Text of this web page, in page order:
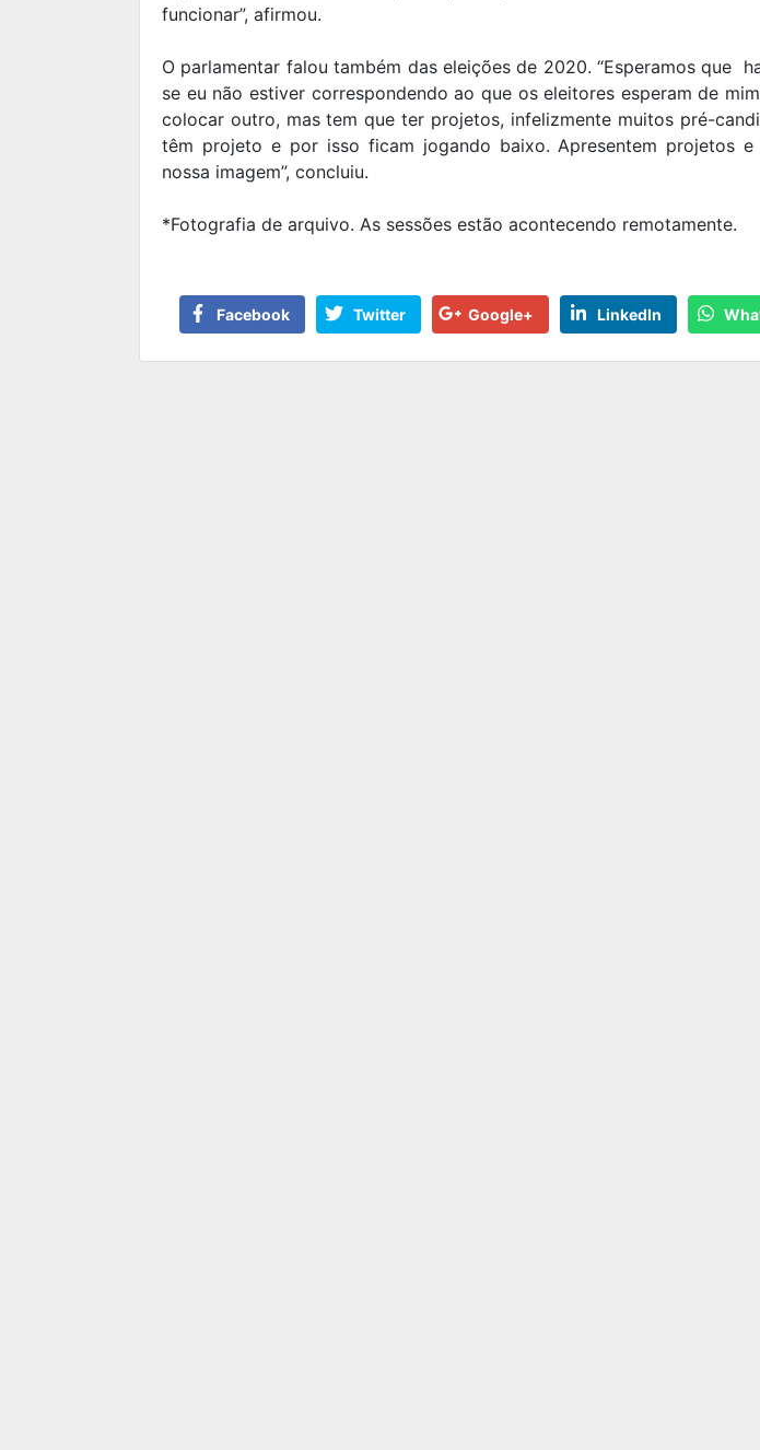
funcionar”, afirmou.
O parlamentar falou também das eleições de 2020. “Esperamos que
se eu não estiver correspondendo ao que os eleitores esperam de
colocar outro, mas tem que ter projetos, infelizmente muitos pré-
têm projeto e por isso ficam jogando baixo. Apresentem projetos
nossa imagem”, concluiu.
*Fotografia de arquivo. As sessões estão acontecendo remotamente.
Facebook Twitter Google+ LinkedIn